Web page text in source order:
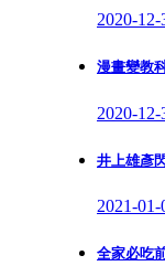
2020-12-
漫畫變教
2020-12-
井上雄彥
2021-01-
全家必吃